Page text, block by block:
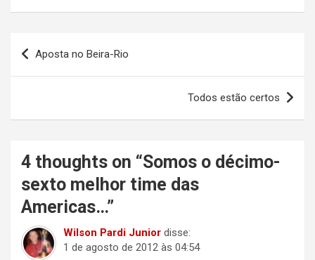
Navegação
de
Aposta no Beira-Rio
Todos estão certos
4 thoughts on “Somos o décimo-
sexto melhor time das
Americas…”
Wilson Pardi Junior disse:
1 de agosto de 2012 às 04:54